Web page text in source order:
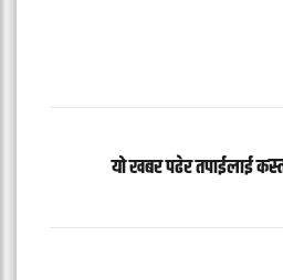
यो खबर पढेर तपाईलाई